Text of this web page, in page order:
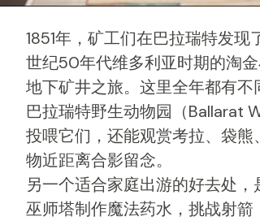
1851年，矿工们在巴拉瑞特发
世纪50年代维多利亚时期的淘
地下矿井之旅。这里全年都有
巴拉瑞特野生动物园（Ballarat
投喂它们，还能观赏考拉、袋
物近距离合影留念。
另一个适合家庭出游的好去处
巫师塔制作魔法药水，挑战射箭